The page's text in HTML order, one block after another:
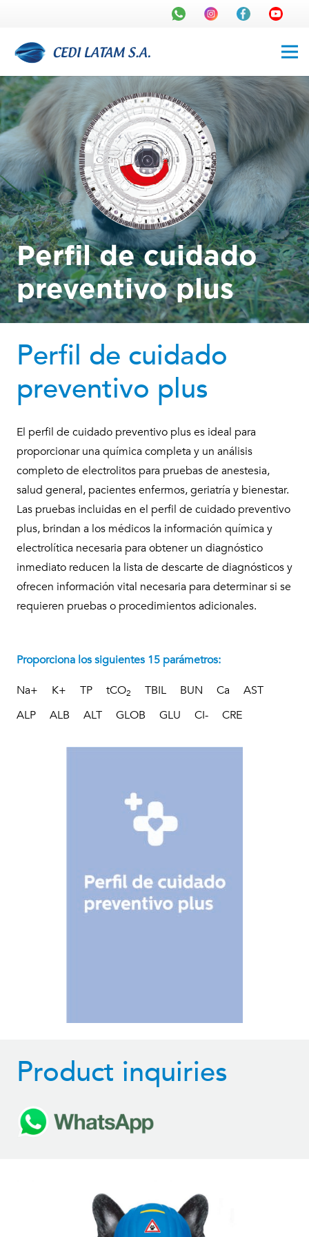
Perfil de cuidado
preventivo plus
Perfil de cuidado
preventivo plus
El perfil de cuidado preventivo plus es ideal para
proporcionar una química completa y un análisis
completo de electrolitos para pruebas de anestesia,
salud general, pacientes enfermos, geriatría y bienestar.
Las pruebas incluidas en el perfil de cuidado preventivo
plus, brindan a los médicos la información química y
electrolítica necesaria para obtener un diagnóstico
inmediato reducen la lista de descarte de diagnósticos y
ofrecen información vital necesaria para determinar si se
requieren pruebas o procedimientos adicionales.
Proporciona los siguientes 15 parámetros:
Na+
K+ TP tCO2 TBIL BUN Ca
AST
ALP
ALB ALT GLOB GLU CI- CRE
Product inquiries